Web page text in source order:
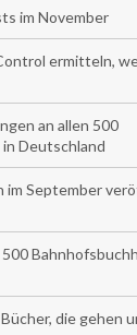
im November
ermitteln,
an allen 500
Deutschland
im September
die gehen